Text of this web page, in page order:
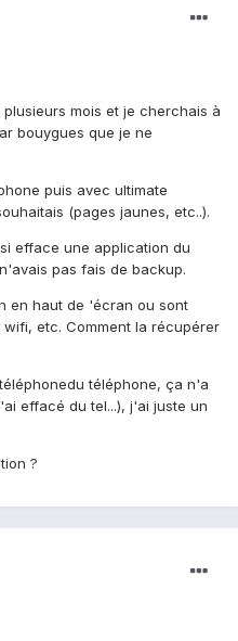
mois et je cherchais à
bouygues que je ne
puis avec ultimate
(pages jaunes, etc..).
efface une application du
pas fais de backup.
en haut de 'écran ou sont
etc. Comment la récupérer
téléphone, ça n'a
effacé du tel...), j'ai juste un
?